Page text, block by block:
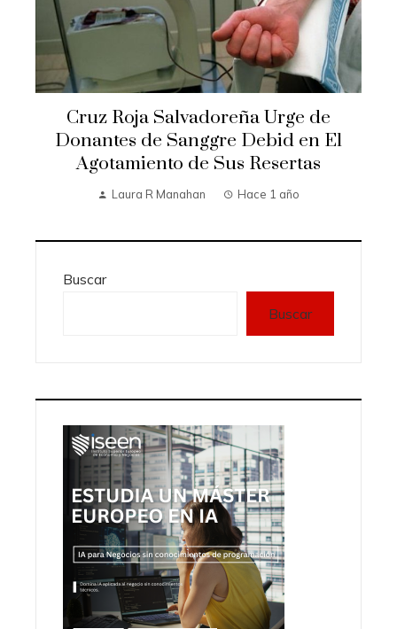
Cruz Roja Salvadoreña Urge de
Donantes de Sanggre Debid en El
Agotamiento de Sus Resertas
Laura R Manahan Hace 1 año
Buscar
Buscar